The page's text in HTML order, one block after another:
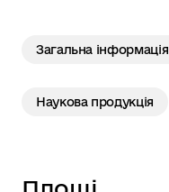
Загальна інформація
Наукова продукція